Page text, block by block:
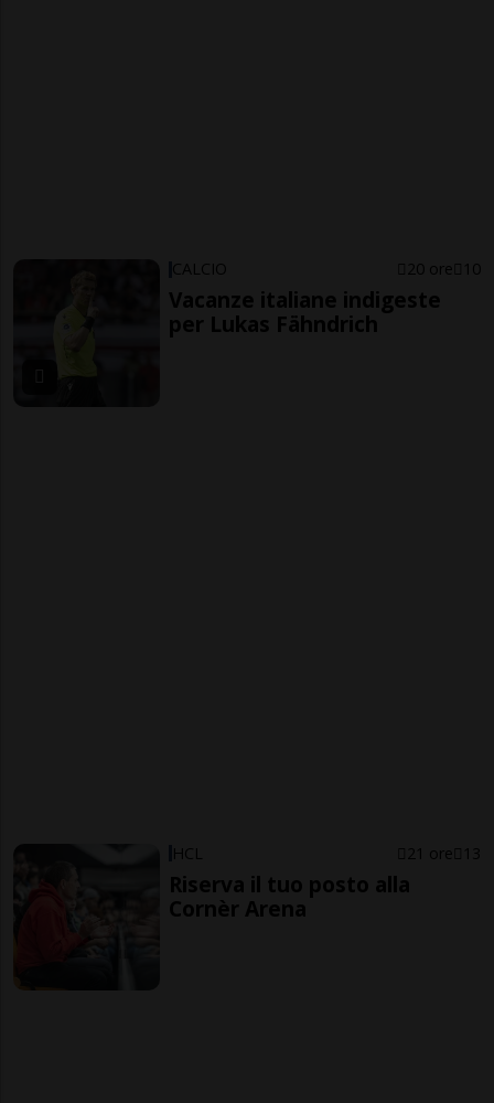
CALCIO 20 ore 10
Vacanze italiane indigeste
per Lukas Fähndrich
HCL 21 ore 13
Riserva il tuo posto alla
Cornèr Arena